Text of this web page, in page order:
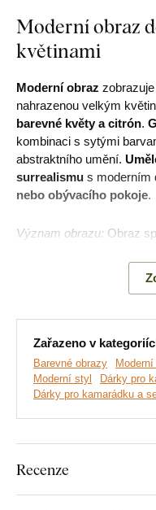
Moderní obraz
květinami
Moderní obraz
nahrazenou velkým
barevné květy a citrón.
kombinaci s sytými
abstraktního umění.
surrealismu s moderním
nebo obývacího pokoje.
Význam obrazu: Obraz
disciplinovaný, a lidskou
Zařazeno v
Barevné obrazy
Moderní styl
Dárky pro
Dárky pro kamarádku a
Recenze